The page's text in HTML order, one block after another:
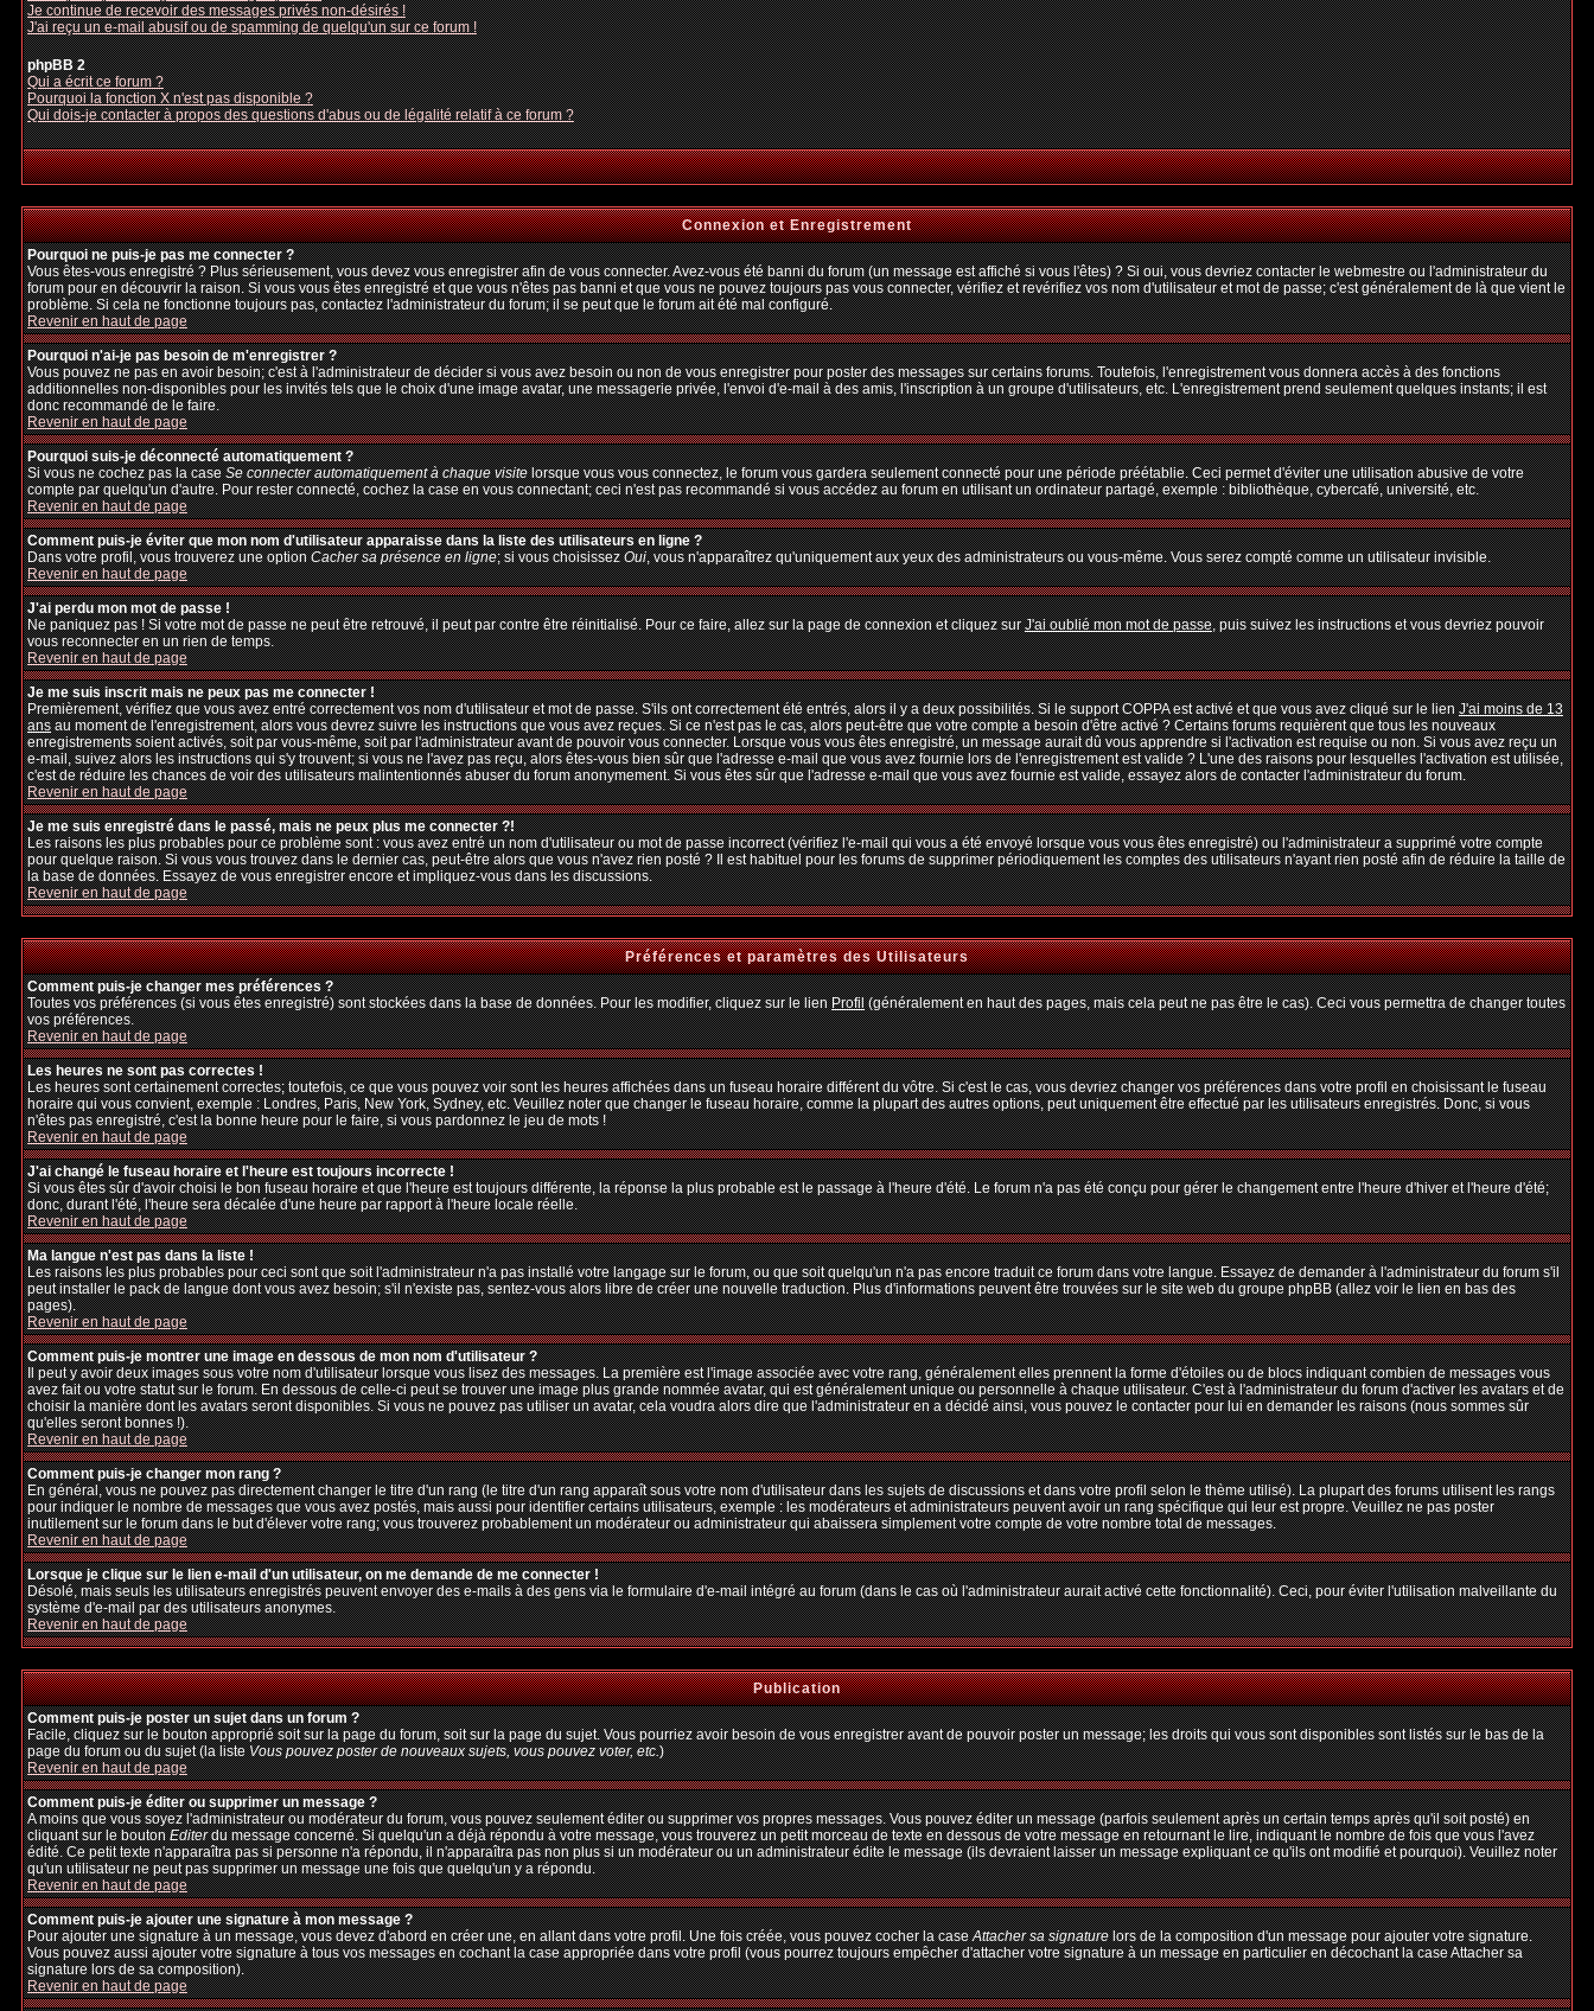
Je continue de recevoir des messages privés non-désirés !
J'ai reçu un e-mail abusif ou de spamming de quelqu'un sur ce forum !
phpBB 2
Qui a écrit ce forum ?
Pourquoi la fonction X n'est pas disponible ?
Qui dois-je contacter à propos des questions d'abus ou de légalité relatif à ce forum ?
Connexion et Enregistrement
Pourquoi ne puis-je pas me connecter ?
Vous êtes-vous enregistré ? Plus sérieusement, vous devez vous enregistrer afin de vous connecter. Avez-vous été banni du forum (un message est affiché si vous l'êtes) ? Si oui, vous devriez contacter le webmestre ou l'administrateur du
forum pour en découvrir la raison. Si vous vous êtes enregistré et que vous n'êtes pas banni et que vous ne pouvez toujours pas vous connecter, vérifiez et revérifiez vos nom d'utilisateur et mot de passe; c'est généralement de là que vient le
problème. Si cela ne fonctionne toujours pas, contactez l'administrateur du forum; il se peut que le forum ait été mal configuré.
Revenir en haut de page
Pourquoi n'ai-je pas besoin de m'enregistrer ?
Vous pouvez ne pas en avoir besoin; c'est à l'administrateur de décider si vous avez besoin ou non de vous enregistrer pour poster des messages sur certains forums. Toutefois, l'enregistrement vous donnera accès à des fonctions
additionnelles non-disponibles pour les invités tels que le choix d'une image avatar, une messagerie privée, l'envoi d'e-mail à des amis, l'inscription à un groupe d'utilisateurs, etc. L'enregistrement prend seulement quelques instants; il est
donc recommandé de le faire.
Revenir en haut de page
Pourquoi suis-je déconnecté automatiquement ?
Si vous ne cochez pas la caseSe connecter automatiquement à chaque visitelorsque vous vous connectez, le forum vous gardera seulement connecté pour une période préétablie. Ceci permet d'éviter une utilisation abusive de votre
compte par quelqu'un d'autre. Pour rester connecté, cochez la case en vous connectant; ceci n'est pas recommandé si vous accédez au forum en utilisant un ordinateur partagé, exemple : bibliothèque, cybercafé, université, etc.
Revenir en haut de page
Comment puis-je éviter que mon nom d'utilisateur apparaisse dans la liste des utilisateurs en ligne ?
Dans votre profil, vous trouverez une optionCacher sa présence en ligne; si vous choisissezOui, vous n'apparaîtrez qu'uniquement aux yeux des administrateurs ou vous-même. Vous serez compté comme un utilisateur invisible.
Revenir en haut de page
J'ai perdu mon mot de passe !
Ne paniquez pas ! Si votre mot de passe ne peut être retrouvé, il peut par contre être réinitialisé. Pour ce faire, allez sur la page de connexion et cliquez surJ'ai oublié mon mot de passe, puis suivez les instructions et vous devriez pouvoir
vous reconnecter en un rien de temps.
Revenir en haut de page
Je me suis inscrit mais ne peux pas me connecter !
Premièrement, vérifiez que vous avez entré correctement vos nom d'utilisateur et mot de passe. S'ils ont correctement été entrés, alors il y a deux possibilités. Si le support COPPA est activé et que vous avez cliqué sur le lienJ'ai moins de 13
ansau moment de l'enregistrement, alors vous devrez suivre les instructions que vous avez reçues. Si ce n'est pas le cas, alors peut-être que votre compte a besoin d'être activé ? Certains forums requièrent que tous les nouveaux
enregistrements soient activés, soit par vous-même, soit par l'administrateur avant de pouvoir vous connecter. Lorsque vous vous êtes enregistré, un message aurait dû vous apprendre si l'activation est requise ou non. Si vous avez reçu un
e-mail, suivez alors les instructions qui s'y trouvent; si vous ne l'avez pas reçu, alors êtes-vous bien sûr que l'adresse e-mail que vous avez fournie lors de l'enregistrement est valide ? L'une des raisons pour lesquelles l'activation est utilisée,
c'est de réduire les chances de voir des utilisateurs malintentionnés abuser du forum anonymement. Si vous êtes sûr que l'adresse e-mail que vous avez fournie est valide, essayez alors de contacter l'administrateur du forum.
Revenir en haut de page
Je me suis enregistré dans le passé, mais ne peux plus me connecter ?!
Les raisons les plus probables pour ce problème sont : vous avez entré un nom d'utilisateur ou mot de passe incorrect (vérifiez l'e-mail qui vous a été envoyé lorsque vous vous êtes enregistré) ou l'administrateur a supprimé votre compte
pour quelque raison. Si vous vous trouvez dans le dernier cas, peut-être alors que vous n'avez rien posté ? Il est habituel pour les forums de supprimer périodiquement les comptes des utilisateurs n'ayant rien posté afin de réduire la taille de
la base de données. Essayez de vous enregistrer encore et impliquez-vous dans les discussions.
Revenir en haut de page
Préférences et paramètres des Utilisateurs
Comment puis-je changer mes préférences ?
Toutes vos préférences (si vous êtes enregistré) sont stockées dans la base de données. Pour les modifier, cliquez sur le lienProfil(généralement en haut des pages, mais cela peut ne pas être le cas). Ceci vous permettra de changer toutes
vos préférences.
Revenir en haut de page
Les heures ne sont pas correctes !
Les heures sont certainement correctes; toutefois, ce que vous pouvez voir sont les heures affichées dans un fuseau horaire différent du vôtre. Si c'est le cas, vous devriez changer vos préférences dans votre profil en choisissant le fuseau
horaire qui vous convient, exemple : Londres, Paris, New York, Sydney, etc. Veuillez noter que changer le fuseau horaire, comme la plupart des autres options, peut uniquement être effectué par les utilisateurs enregistrés. Donc, si vous
n'êtes pas enregistré, c'est la bonne heure pour le faire, si vous pardonnez le jeu de mots !
Revenir en haut de page
J'ai changé le fuseau horaire et l'heure est toujours incorrecte !
Si vous êtes sûr d'avoir choisi le bon fuseau horaire et que l'heure est toujours différente, la réponse la plus probable est le passage à l'heure d'été. Le forum n'a pas été conçu pour gérer le changement entre l'heure d'hiver et l'heure d'été;
donc, durant l'été, l'heure sera décalée d'une heure par rapport à l'heure locale réelle.
Revenir en haut de page
Ma langue n'est pas dans la liste !
Les raisons les plus probables pour ceci sont que soit l'administrateur n'a pas installé votre langage sur le forum, ou que soit quelqu'un n'a pas encore traduit ce forum dans votre langue. Essayez de demander à l'administrateur du forum s'il
peut installer le pack de langue dont vous avez besoin; s'il n'existe pas, sentez-vous alors libre de créer une nouvelle traduction. Plus d'informations peuvent être trouvées sur le site web du groupe phpBB (allez voir le lien en bas des
pages).
Revenir en haut de page
Comment puis-je montrer une image en dessous de mon nom d'utilisateur ?
Il peut y avoir deux images sous votre nom d'utilisateur lorsque vous lisez des messages. La première est l'image associée avec votre rang, généralement elles prennent la forme d'étoiles ou de blocs indiquant combien de messages vous
avez fait ou votre statut sur le forum. En dessous de celle-ci peut se trouver une image plus grande nommée avatar, qui est généralement unique ou personnelle à chaque utilisateur. C'est à l'administrateur du forum d'activer les avatars et de
choisir la manière dont les avatars seront disponibles. Si vous ne pouvez pas utiliser un avatar, cela voudra alors dire que l'administrateur en a décidé ainsi, vous pouvez le contacter pour lui en demander les raisons (nous sommes sûr
qu'elles seront bonnes !).
Revenir en haut de page
Comment puis-je changer mon rang ?
En général, vous ne pouvez pas directement changer le titre d'un rang (le titre d'un rang apparaît sous votre nom d'utilisateur dans les sujets de discussions et dans votre profil selon le thème utilisé). La plupart des forums utilisent les rangs
pour indiquer le nombre de messages que vous avez postés, mais aussi pour identifier certains utilisateurs, exemple : les modérateurs et administrateurs peuvent avoir un rang spécifique qui leur est propre. Veuillez ne pas poster
inutilement sur le forum dans le but d'élever votre rang; vous trouverez probablement un modérateur ou administrateur qui abaissera simplement votre compte de votre nombre total de messages.
Revenir en haut de page
Lorsque je clique sur le lien e-mail d'un utilisateur, on me demande de me connecter !
Désolé, mais seuls les utilisateurs enregistrés peuvent envoyer des e-mails à des gens via le formulaire d'e-mail intégré au forum (dans le cas où l'administrateur aurait activé cette fonctionnalité). Ceci, pour éviter l'utilisation malveillante du
système d'e-mail par des utilisateurs anonymes.
Revenir en haut de page
Publication
Comment puis-je poster un sujet dans un forum ?
Facile, cliquez sur le bouton approprié soit sur la page du forum, soit sur la page du sujet. Vous pourriez avoir besoin de vous enregistrer avant de pouvoir poster un message; les droits qui vous sont disponibles sont listés sur le bas de la
page du forum ou du sujet (la listeVous pouvez poster de nouveaux sujets, vous pouvez voter, etc.)
Revenir en haut de page
Comment puis-je éditer ou supprimer un message ?
A moins que vous soyez l'administrateur ou modérateur du forum, vous pouvez seulement éditer ou supprimer vos propres messages. Vous pouvez éditer un message (parfois seulement après un certain temps après qu'il soit posté) en
cliquant sur le boutonEditerdu message concerné. Si quelqu'un a déjà répondu à votre message, vous trouverez un petit morceau de texte en dessous de votre message en retournant le lire, indiquant le nombre de fois que vous l'avez
édité. Ce petit texte n'apparaîtra pas si personne n'a répondu, il n'apparaîtra pas non plus si un modérateur ou un administrateur édite le message (ils devraient laisser un message expliquant ce qu'ils ont modifié et pourquoi). Veuillez noter
qu'un utilisateur ne peut pas supprimer un message une fois que quelqu'un y a répondu.
Revenir en haut de page
Comment puis-je ajouter une signature à mon message ?
Pour ajouter une signature à un message, vous devez d'abord en créer une, en allant dans votre profil. Une fois créée, vous pouvez cocher la caseAttacher sa signaturelors de la composition d'un message pour ajouter votre signature.
Vous pouvez aussi ajouter votre signature à tous vos messages en cochant la case appropriée dans votre profil (vous pourrez toujours empêcher d'attacher votre signature à un message en particulier en décochant la case Attacher sa
signature lors de sa composition).
Revenir en haut de page